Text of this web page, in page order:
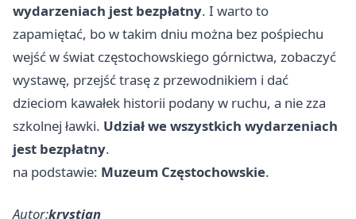
wydarzeniach jest bezpłatny. I warto to
zapamiętać, bo w takim dniu można bez pośpiechu
wejść w świat częstochowskiego górnictwa, zobaczyć
wystawę, przejść trasę z przewodnikiem i dać
dzieciom kawałek historii podany w ruchu, a nie zza
szkolnej ławki. Udział we wszystkich wydarzeniach
jest bezpłatny.
na podstawie: Muzeum Częstochowskie.
Autor:krystian